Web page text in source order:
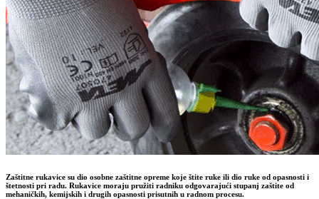
Zaštitne rukavice su dio osobne zaštitne opreme koje štite ruke ili dio ruke od opasnosti i
štetnosti pri radu. Rukavice moraju pružiti radniku odgovarajući stupanj zaštite od
mehaničkih, kemijskih i drugih opasnosti prisutnih u radnom procesu.